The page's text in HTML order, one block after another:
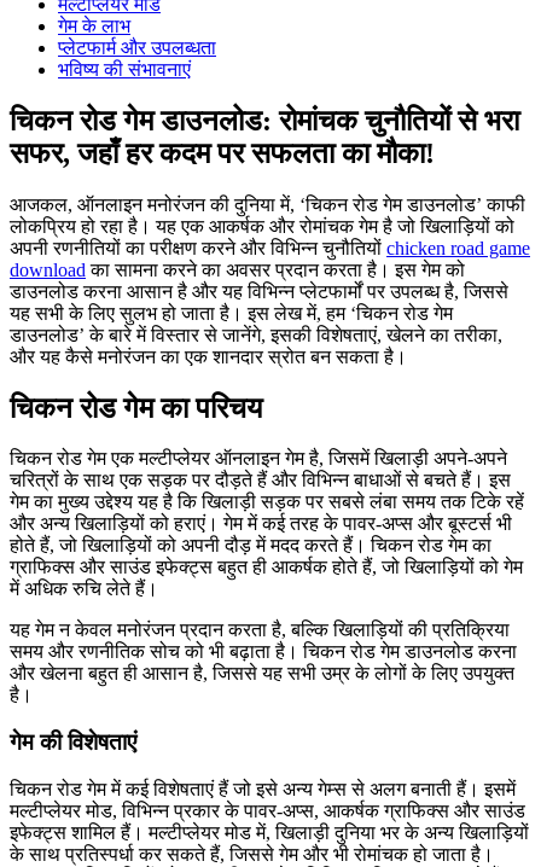
गेम के लाभ
प्लेटफार्म और उपलब्धता
भविष्य की संभावनाएं
चिकन रोड गेम डाउनलोड: रोमांचक चुनौतियों से भरा
सफर, जहाँ हर कदम पर सफलता का मौका!
आजकल, ऑनलाइन मनोरंजन की दुनिया में, ‘चिकन रोड गेम डाउनलोड’ काफी
लोकप्रिय हो रहा है। यह एक आकर्षक और रोमांचक गेम है जो खिलाड़ियों को
अपनी रणनीतियों का परीक्षण करने और विभिन्न चुनौतियों chicken road game
download का सामना करने का अवसर प्रदान करता है। इस गेम को
डाउनलोड करना आसान है और यह विभिन्न प्लेटफार्मों पर उपलब्ध है, जिससे
यह सभी के लिए सुलभ हो जाता है। इस लेख में, हम ‘चिकन रोड गेम
डाउनलोड’ के बारे में विस्तार से जानेंगे, इसकी विशेषताएं, खेलने का तरीका,
और यह कैसे मनोरंजन का एक शानदार स्रोत बन सकता है।
चिकन रोड गेम का परिचय
चिकन रोड गेम एक मल्टीप्लेयर ऑनलाइन गेम है, जिसमें खिलाड़ी अपने-अपने
चरित्रों के साथ एक सड़क पर दौड़ते हैं और विभिन्न बाधाओं से बचते हैं। इस
गेम का मुख्य उद्देश्य यह है कि खिलाड़ी सड़क पर सबसे लंबा समय तक टिके रहें
और अन्य खिलाड़ियों को हराएं। गेम में कई तरह के पावर-अप्स और बूस्टर्स भी
होते हैं, जो खिलाड़ियों को अपनी दौड़ में मदद करते हैं। चिकन रोड गेम का
ग्राफिक्स और साउंड इफेक्ट्स बहुत ही आकर्षक होते हैं, जो खिलाड़ियों को गेम
में अधिक रुचि लेते हैं।
यह गेम न केवल मनोरंजन प्रदान करता है, बल्कि खिलाड़ियों की प्रतिक्रिया
समय और रणनीतिक सोच को भी बढ़ाता है। चिकन रोड गेम डाउनलोड करना
और खेलना बहुत ही आसान है, जिससे यह सभी उम्र के लोगों के लिए उपयुक्त
है।
गेम की विशेषताएं
चिकन रोड गेम में कई विशेषताएं हैं जो इसे अन्य गेम्स से अलग बनाती हैं। इसमें
मल्टीप्लेयर मोड, विभिन्न प्रकार के पावर-अप्स, आकर्षक ग्राफिक्स और साउंड
इफेक्ट्स शामिल हैं। मल्टीप्लेयर मोड में, खिलाड़ी दुनिया भर के अन्य खिलाड़ियों
के साथ प्रतिस्पर्धा कर सकते हैं, जिससे गेम और भी रोमांचक हो जाता है।